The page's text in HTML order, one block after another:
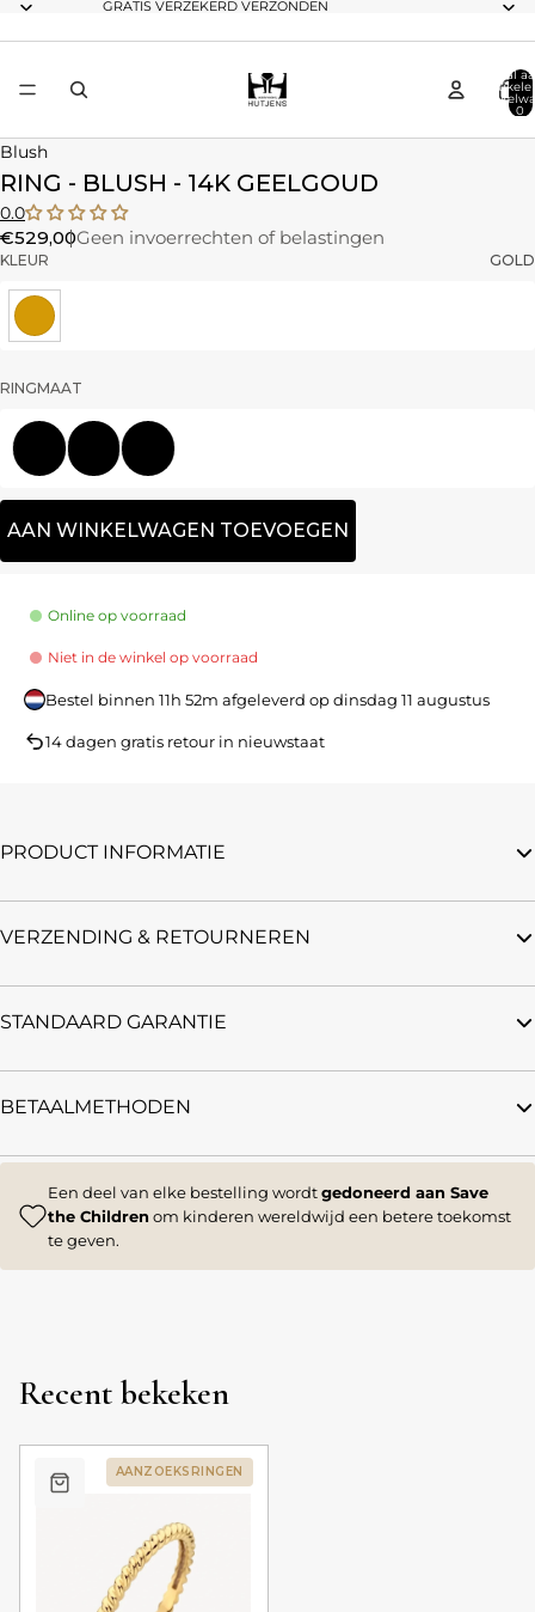
GRATIS VERZEKERD VERZONDEN
Totaal
0
Blush
RING - BLUSH - 14K GEELGOUD
0.0
€529,00Geen invoerrechten of belastingen
KLEUR GOLD
RINGMAAT
AAN WINKELWAGEN TOEVOEGEN
Online op voorraad
Niet in de winkel op voorraad
Bestel binnen 11h 52m afgeleverd opdinsdag 11 augustus
14 dagen gratis retour in nieuwstaat
PRODUCT INFORMATIE
VERZENDING & RETOURNEREN
STANDAARD GARANTIE
BETAALMETHODEN
Een deel van elke bestelling wordtgedoneerd aan Save
the Children om kinderen wereldwijd een betere toekomst
te geven.
Recent bekeken
AANZOEKSRINGEN